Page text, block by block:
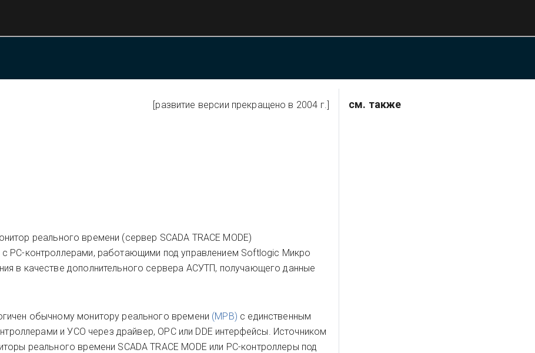
[развитие версии прекращено в 2004 г.]
реального времени (сервер SCADA TRACE MODE)
с РС-контроллерами, работающими под управлением Softlogic Микро
в качестве дополнительного сервера АСУТП, получающего данные
обычному монитору реального времени (МРВ) с единственным
и УСО через драйвер, OPC или DDE интерфейсы. Источником
реального времени SCADA TRACE MODE или PC-контроллеры под
см. также